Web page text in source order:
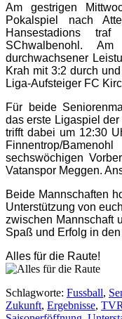
Am gestrigen
Pokalspiel nach
Hansestadions
SChwalbenohl.
durchwachsener
Krah mit 3:2 durch
Liga-Aufsteiger FC
Für beide
das erste Ligaspiel
trifft dabei um 12:30
Finnentrop/
sechswöchigen
Vatanspor Meggen.
Beide Mannschaften
Unterstützung von
zwischen Mannschaft
Spaß und Erfolg in
Alles für die Raute!
Schlagworte: Fussball,
Zukunft, Ergebnisse, TVR